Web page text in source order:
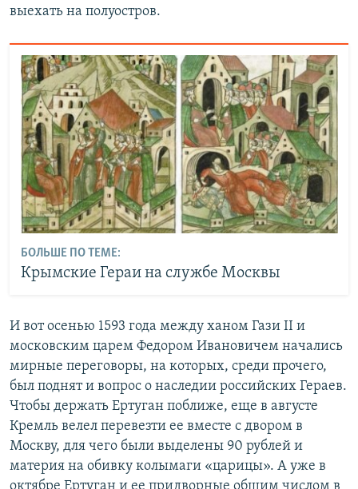
выехать на полуостров.
БОЛЬШЕ ПО ТЕМЕ:
Крымские Гераи на службе Москвы
И вот осенью 1593 года между ханом Гази ІІ и
московским царем Федором Ивановичем начались
мирные переговоры, на которых, среди прочего,
был поднят и вопрос о наследии российских Гераев.
Чтобы держать Ертуган поближе, еще в августе
Кремль велел перевезти ее вместе с двором в
Москву, для чего были выделены 90 рублей и
материя на обивку колымаги «царицы». А уже в